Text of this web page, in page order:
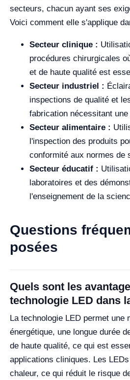
secteurs, chacun ayant ses
Voici comment elle s'applique
Secteur clinique :
procédures chirurgicales
et de haute qualité est
Secteur industriel :
inspections de qualité et
fabrication nécessitant
Secteur alimentaire :
l'inspection des produits
conformité aux normes de
Secteur éducatif :
laboratoires et des
l'enseignement de la
Questions
posées
Quels sont les
technologie LED dans
La technologie LED permet une
énergétique, une longue durée
de haute qualité, ce qui est
applications cliniques. Les
chaleur, ce qui réduit le risque